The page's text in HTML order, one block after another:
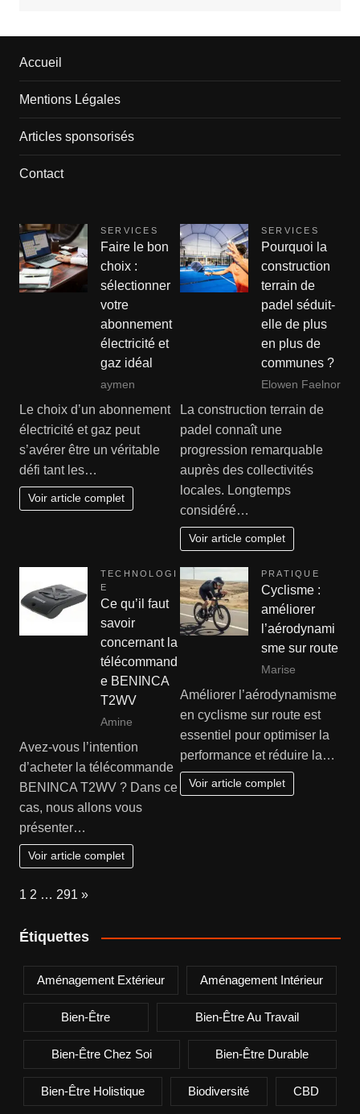
Accueil
Mentions Légales
Articles sponsorisés
Contact
SERVICES
Faire le bon
choix :
sélectionner
votre
abonnement
électricité et
gaz idéal
aymen
Le choix d’un abonnement
électricité et gaz peut
s’avérer être un véritable
défi tant les…
Voir article complet
SERVICES
Pourquoi la
construction
terrain de
padel séduit-
elle de plus
en plus de
communes ?
Elowen Faelnor
La construction terrain de
padel connaît une
progression remarquable
auprès des collectivités
locales. Longtemps
considéré…
Voir article complet
TECHNOLOGI
E
Ce qu’il faut
savoir
concernant la
télécommand
e BENINCA
T2WV
Amine
Avez-vous l’intention
d’acheter la télécommande
BENINCA T2WV ? Dans ce
cas, nous allons vous
présenter…
Voir article complet
PRATIQUE
Cyclisme :
améliorer
l’aérodynami
sme sur route
Marise
Améliorer l’aérodynamisme
en cyclisme sur route est
essentiel pour optimiser la
performance et réduire la…
Voir article complet
Page:
1 2 … 291 Next
»
Étiquettes
Aménagement Extérieur Aménagement Intérieur
Bien-Être Bien-Être Au Travail
Bien-Être Chez Soi Bien-Être Durable
Bien-Être Holistique Biodiversité CBD